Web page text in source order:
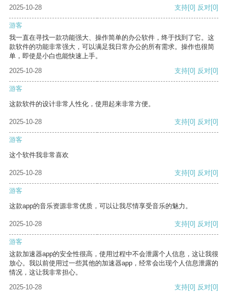
2025-10-28 支持[0] 反对[0]
游客
我一直在寻找一款功能强大、操作简单的办公软件，终于找到了它。这
款软件的功能非常强大，可以满足我日常办公的所有需求。操作也很简
单，即使是小白也能快速上手。
2025-10-28
支持[0] 反对[0]
游客
这款软件的设计非常人性化，使用起来非常方便。
2025-10-28 支持[0] 反对[0]
游客
这个软件我非常喜欢
2025-10-28 支持[0] 反对[0]
游客
这款app的音乐资源非常优质，可以让我尽情享受音乐的魅力。
2025-10-28 支持[0] 反对[0]
游客
这款加速器app的安全性很高，使用过程中不会泄露个人信息，这让我很
放心。我以前使用过一些其他的加速器app，经常会出现个人信息泄露的
情况，这让我非常担心。
2025-10-28
支持[0] 反对[0]